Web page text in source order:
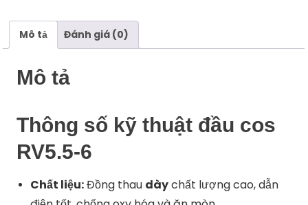
Mô tả Đánh giá (0)
Mô tả
Thông số kỹ thuật đầu cos
RV5.5-6
Chất liệu:Đồng thau dàychất lượng cao, dẫn